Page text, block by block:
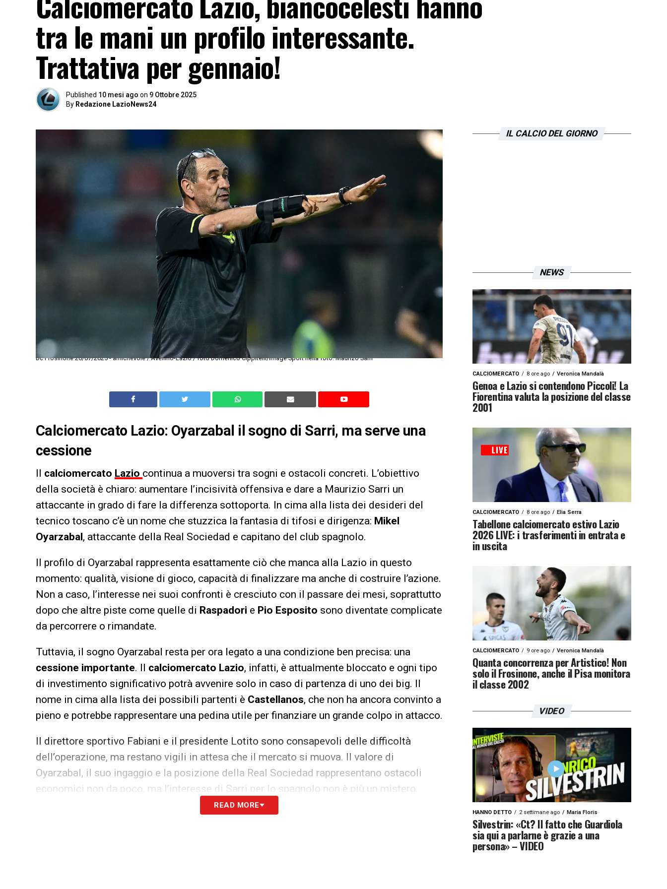
tra le mani un profilo interessante.
Trattativa per gennaio!
Published 10 mesi ago on 9 Ottobre 2025
By Redazione LazioNews24
Dc Frosinone 26/07/2025 - amichevole / Avellino-Lazio / foto Domenico Cippitelli/Image Sport nella foto: Maurizo Sarri
Calciomercato Lazio: Oyarzabal il sogno di Sarri, ma serve una
cessione
Il calciomercato Lazio continua a muoversi tra sogni e ostacoli concreti. L’obiettivo
della società è chiaro: aumentare l’incisività offensiva e dare a Maurizio Sarri un
attaccante in grado di fare la differenza sottoporta. In cima alla lista dei desideri del
tecnico toscano c’è un nome che stuzzica la fantasia di tifosi e dirigenza: Mikel
Oyarzabal, attaccante della Real Sociedad e capitano del club spagnolo.
Il profilo di Oyarzabal rappresenta esattamente ciò che manca alla Lazio in questo
momento: qualità, visione di gioco, capacità di finalizzare ma anche di costruire l’azione.
Non a caso, l’interesse nei suoi confronti è cresciuto con il passare dei mesi, soprattutto
dopo che altre piste come quelle di Raspadori e Pio Esposito sono diventate complicate
da percorrere o rimandate.
Tuttavia, il sogno Oyarzabal resta per ora legato a una condizione ben precisa: una
cessione importante. Il calciomercato Lazio, infatti, è attualmente bloccato e ogni tipo
di investimento significativo potrà avvenire solo in caso di partenza di uno dei big. Il
nome in cima alla lista dei possibili partenti è Castellanos, che non ha ancora convinto a
pieno e potrebbe rappresentare una pedina utile per finanziare un grande colpo in attacco.
Il direttore sportivo Fabiani e il presidente Lotito sono consapevoli delle difficoltà
dell’operazione, ma restano vigili in attesa che il mercato si muova. Il valore di
Oyarzabal, il suo ingaggio e la posizione della Real Sociedad rappresentano ostacoli
economici non da poco, ma l’interesse di Sarri per lo spagnolo non è più un mistero.
dovrà dunque trovare un equilibrio tra le ambizioni tecniche del
READ MORE
IL CALCIO DEL GIORNO
NEWS
CALCIOMERCATO 8 ore ago Veronica Mandalà
Genoa e Lazio si contendono Piccoli! La
Fiorentina valuta la posizione del classe
2001
CALCIOMERCATO 8 ore ago Elia Serra
Tabellone calciomercato estivo Lazio
2026 LIVE: i trasferimenti in entrata e
in uscita
CALCIOMERCATO 9 ore ago Veronica Mandalà
Quanta concorrenza per Artistico! Non
solo il Frosinone, anche il Pisa monitora
il classe 2002
VIDEO
HANNO DETTO 2 settimane ago Maria Floris
Silvestrin: «Ct? Il fatto che Guardiola
sia qui a parlarne è grazie a una
persona» – VIDEO